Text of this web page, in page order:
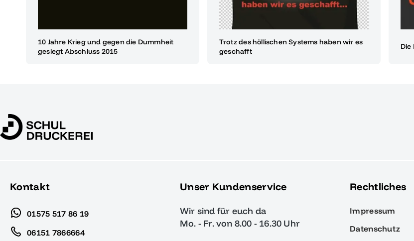
10 Jahre Krieg und gegen die Dummheit
gesiegt Abschluss 2015
Trotz des höllischen Systems haben wir es
geschafft
Kontakt
01575 517 86 19
06151 7866664
Unser Kundenservice
Wir sind für euch da
Mo. - Fr. von 8.00 - 16.30 Uhr
Rechtliches
Impressum
Datenschutz